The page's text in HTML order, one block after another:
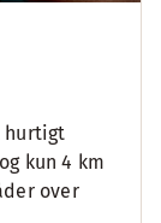
hurtigt
kun 4 km
over